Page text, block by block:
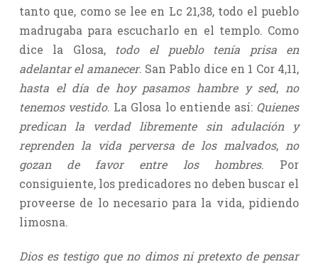
tanto que, como se lee en Lc 21,38, todo el pueblo
madrugaba para escucharlo en el templo. Como
dice la Glosa, todo el pueblo tenía prisa en
adelantar el amanecer. San Pablo dice en 1 Cor 4,11,
hasta el día de hoy pasamos hambre y sed, no
tenemos vestido. La Glosa lo entiende así: Quienes
predican la verdad libremente sin adulación y
reprenden la vida perversa de los malvados, no
gozan de favor entre los hombres. Por
consiguiente, los predicadores no deben buscar el
proveerse de lo necesario para la vida, pidiendo
limosna.
Dios es testigo que no dimos ni pretexto de pensar